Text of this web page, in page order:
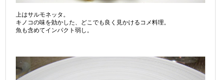
上はサルモネッタ。
キノコの味を効かした、どこでも良く見かけるコメ料理。
魚も含めてインパクト弱し。